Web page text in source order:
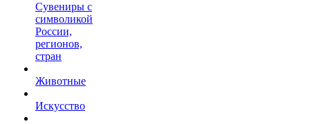
Сувениры с
символикой
России,
регионов,
стран
Животные
Искусство